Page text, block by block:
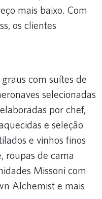
mais baixo. Com
os clientes
com suítes de
selecionadas
por chef,
e seleção
e vinhos finos
roupas de cama
Missoni com
Alchemist e mais